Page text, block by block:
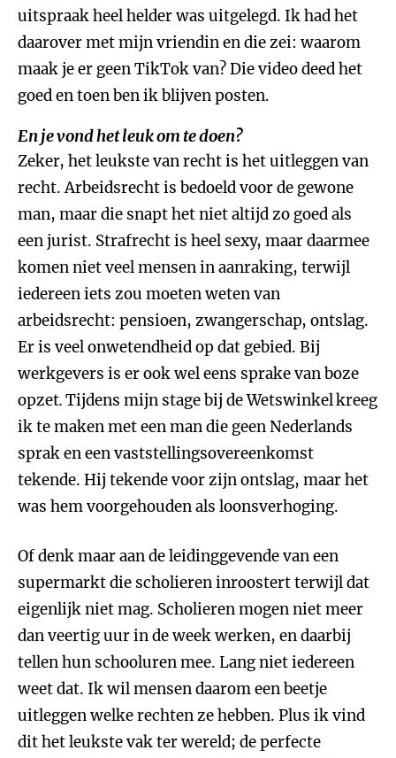
uitspraak heel helder was uitgelegd. Ik had het
daarover met mijn vriendin en die zei: waarom
maak je er geen TikTok van? Die video deed het
goed en toen ben ik blijven posten.
En je vond het leuk om te doen?
Zeker, het leukste van recht is het uitleggen van
recht. Arbeidsrecht is bedoeld voor de gewone
man, maar die snapt het niet altijd zo goed als
een jurist. Strafrecht is heel sexy, maar daarmee
komen niet veel mensen in aanraking, terwijl
iedereen iets zou moeten weten van
arbeidsrecht: pensioen, zwangerschap, ontslag.
Er is veel onwetendheid op dat gebied. Bij
werkgevers is er ook wel eens sprake van boze
opzet.Tijdens mijn stage bij de Wetswinkelkreeg
ik te maken met een man die geen Nederlands
sprak en een vaststellingsovereenkomst
tekende. Hij tekende voor zijn ontslag, maar het
was hem voorgehouden als loonsverhoging.
Of denk maar aan de leidinggevende van een
supermarkt die scholieren inroostert terwijl dat
eigenlijk niet mag. Scholieren mogen niet meer
dan veertig uur in de week werken, en daarbij
tellen hun schooluren mee. Lang niet iedereen
weet dat. Ik wil mensen daarom een beetje
uitleggen welke rechten ze hebben. Plus ik vind
dit het leukste vak ter wereld; de perfecte